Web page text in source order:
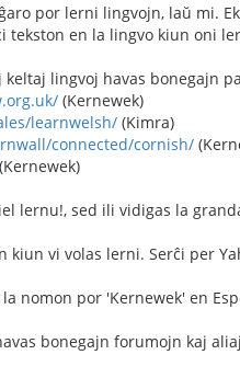
por lerni lingvojn, laŭ mi.
tekston en la lingvo kiun oni
keltaj lingvoj havas bonegajn
(Kernewek)
learnwelsh/ (Kimra)
connected/cornish/
(Kernewek)
lernu!, sed ili vidigas la
kiun vi volas lerni. Serĉi per
nomon por 'Kernewek' en
bonegajn forumojn kaj